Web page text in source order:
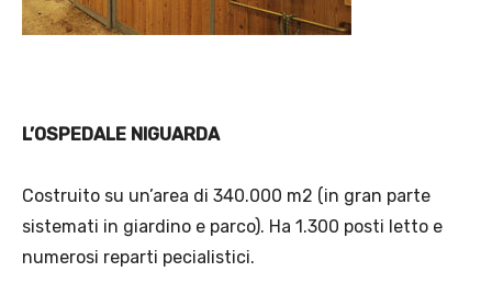
L’OSPEDALE NIGUARDA
Costruito su un’area di 340.000 m2 (in gran parte
sistemati in giardino e parco). Ha 1.300 posti letto e
numerosi reparti pecialistici.